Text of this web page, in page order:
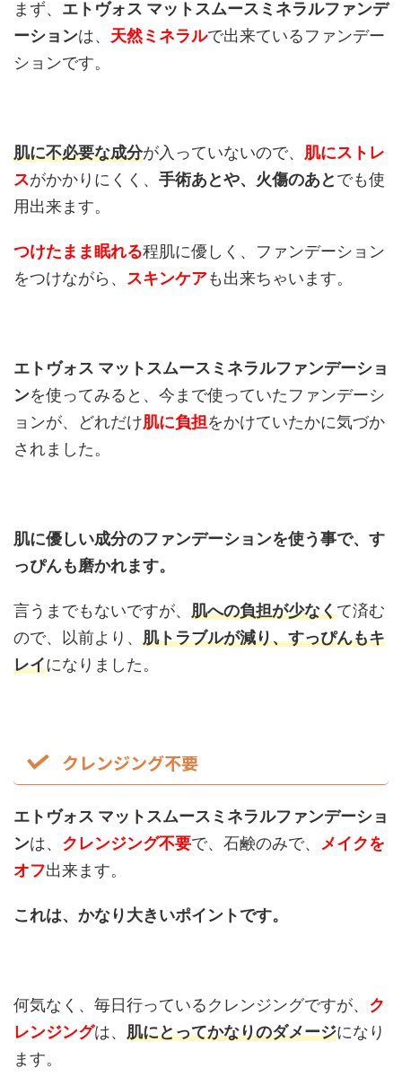
まず、 エトヴォス マットスムースミネラルファンデ
ーションは、 天然ミネラルで出来ているファンデー
ションです。
肌に不必要な成分が入っていないので、 肌にストレ
スがかかりにくく、 手術あとや、火傷のあとでも使
用出来ます。
つけたまま眠れる程肌に優しく、ファンデーション
をつけながら、 スキンケアも出来ちゃいます。
エトヴォス マットスムースミネラルファンデーショ
ンを使ってみると、今まで使っていたファンデーシ
ョンが、どれだけ肌に負担をかけていたかに気づか
されました。
肌に優しい成分のファンデーションを使う事で、す
っぴんも磨かれます。
言うまでもないですが、 肌への負担が少なくて済む
ので、以前より、 肌トラブルが減り、すっぴんもキ
レイになりました。
クレンジング不要
エトヴォス マットスムースミネラルファンデーショ
ンは、 クレンジング不要で、石鹸のみで、
メイクを
オフ出来ます。
これは、かなり大きいポイントです。
何気なく、毎日行っているクレンジングですが、 ク
レンジングは、 肌にとってかなりのダメージになり
ます。